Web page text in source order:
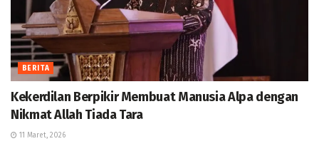
BERITA
Kekerdilan Berpikir Membuat Manusia Alpa dengan
Nikmat Allah Tiada Tara
11 Maret, 2026